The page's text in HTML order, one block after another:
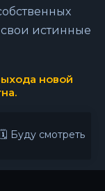
истинные
новой
🗓 Буду смотреть